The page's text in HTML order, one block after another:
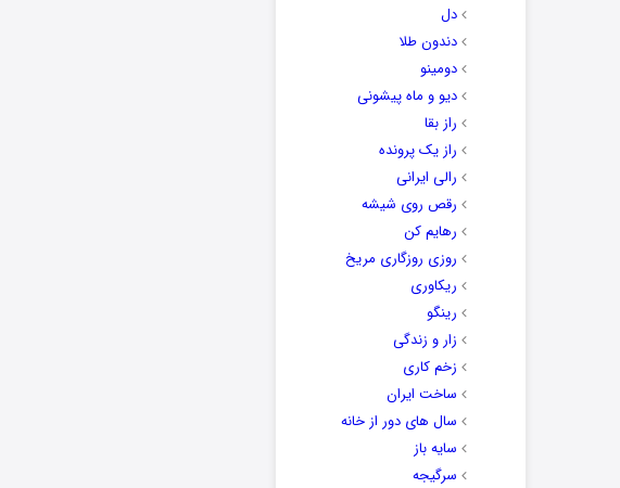
دل
دندون طلا
دومینو
دیو و ماه پیشونی
راز بقا
راز یک پرونده
رالی ایرانی
رقص روی شیشه
رهایم کن
روزی روزگاری مریخ
ریکاوری
رینگو
زار و زندگی
زخم کاری
ساخت ایران
سال های دور از خانه
سایه باز
سرگیجه